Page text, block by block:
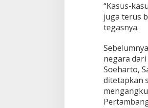
“Kasus-
juga terus
tegasnya.
negara
Soeharto,
ditetapkan